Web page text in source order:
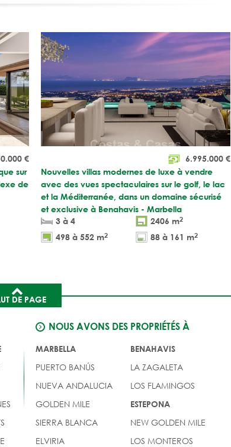
€
sur
de
6.995.000 €
Nouvelles villas modernes de luxe à vendre
avec des vues spectaculaires sur le golf, le lac
et la Méditerranée, dans un domaine sécurisé
et exclusive à Benahavis - Marbella
3 à 4
2406 m2
498 à 552 m2 88 à 161 m2
DE PAGE
NOUS AVONS DES PROPRIÉTÉS À
MARBELLA
PUERTO BANÚS
NUEVA ANDALUCIA
GOLDEN MILE
SIERRA BLANCA
ELVIRIA
BENAHAVIS
LA ZAGALETA
LOS FLAMINGOS
ESTEPONA
NEW GOLDEN MILE
LOS MONTEROS